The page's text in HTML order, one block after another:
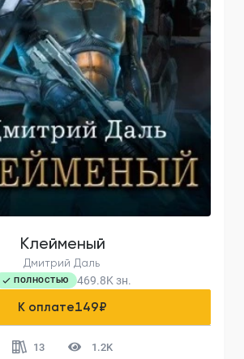
Клейменый
Дмитрий Даль
ПОЛНОСТЬЮ 469.8K зн.
К оплате149₽
13 1.2K